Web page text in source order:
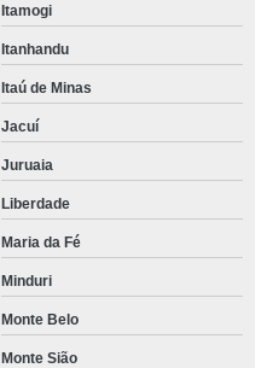
Itamogi
Itanhandu
Itaú de Minas
Jacuí
Juruaia
Liberdade
Maria da Fé
Minduri
Monte Belo
Monte Sião